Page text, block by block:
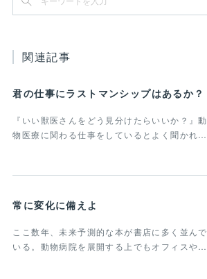
関連記事
君の仕事にラストマンシップはあるか？
『いい獣医さんをどう見分けたらいいか？』動
物医療に関わる仕事をしているとよく聞かれ…
常に変化に備えよ
ここ数年、未来予測的な本が書店に多く並んで
いる。動物病院を展開する上でもオフィスや…